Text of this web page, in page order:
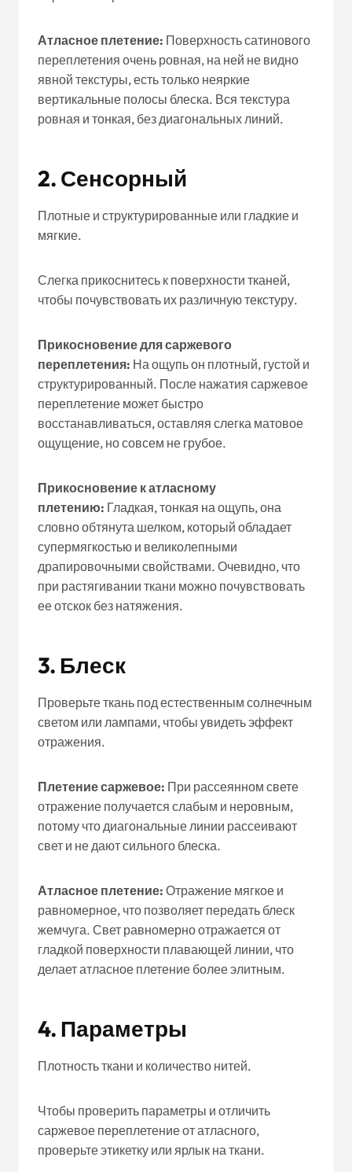
Атласное плетение: Поверхность сатинового
переплетения очень ровная, на ней не видно
явной текстуры, есть только неяркие
вертикальные полосы блеска. Вся текстура
ровная и тонкая, без диагональных линий.
2. Сенсорный
Плотные и структурированные или гладкие и
мягкие.
Слегка прикоснитесь к поверхности тканей,
чтобы почувствовать их различную текстуру.
Прикосновение для саржевого
переплетения: На ощупь он плотный, густой и
структурированный. После нажатия саржевое
переплетение может быстро
восстанавливаться, оставляя слегка матовое
ощущение, но совсем не грубое.
Прикосновение к атласному
плетению: Гладкая, тонкая на ощупь, она
словно обтянута шелком, который обладает
супермягкостью и великолепными
драпировочными свойствами. Очевидно, что
при растягивании ткани можно почувствовать
ее отскок без натяжения.
3. Блеск
Проверьте ткань под естественным солнечным
светом или лампами, чтобы увидеть эффект
отражения.
Плетение саржевое: При рассеянном свете
отражение получается слабым и неровным,
потому что диагональные линии рассеивают
свет и не дают сильного блеска.
Атласное плетение: Отражение мягкое и
равномерное, что позволяет передать блеск
жемчуга. Свет равномерно отражается от
гладкой поверхности плавающей линии, что
делает атласное плетение более элитным.
4. Параметры
Плотность ткани и количество нитей.
Чтобы проверить параметры и отличить
саржевое переплетение от атласного,
проверьте этикетку или ярлык на ткани.